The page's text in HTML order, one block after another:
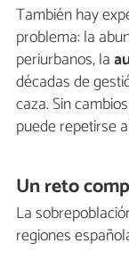
También hay
problema: la
periurbanos, la
décadas de
caza. Sin
puede repetirse
Un reto
La
regiones